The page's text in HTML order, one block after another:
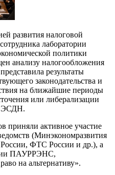
развития налоговой
лаборатории
политики
анализу налогообложения
результаты
законодательства и
на ближайшие периоды
или либерализации
ЭСДН.
приняли активное участие
(Минэкономразвития
ФТС России и др.), а
ПАУРРЭНС,
на альтернативу».